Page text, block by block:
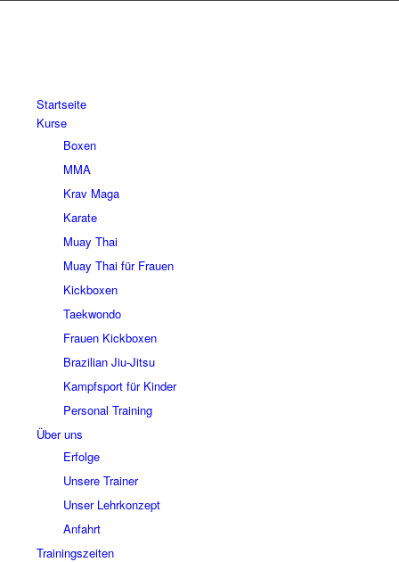
Startseite
Kurse
Boxen
MMA
Krav Maga
Karate
Muay Thai
Muay Thai für Frauen
Kickboxen
Taekwondo
Frauen Kickboxen
Brazilian Jiu-Jitsu
Kampfsport für Kinder
Personal Training
Über uns
Erfolge
Unsere Trainer
Unser Lehrkonzept
Anfahrt
Trainingszeiten